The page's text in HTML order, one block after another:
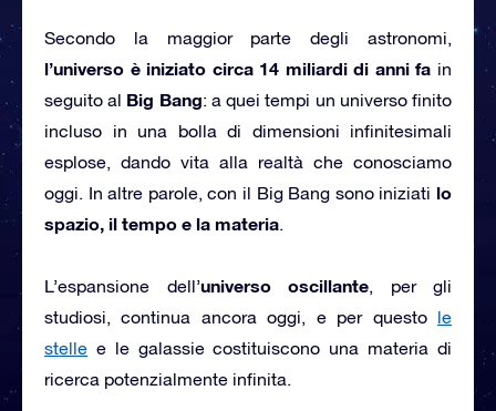
Secondo la maggior parte degli astronomi,
l’universo è iniziato circa 14 miliardi di anni fa in
seguito al Big Bang: a quei tempi un universo finito
incluso in una bolla di dimensioni infinitesimali
esplose, dando vita alla realtà che conosciamo
oggi. In altre parole, con il Big Bang sono iniziati lo
spazio, il tempo e la materia.
L’espansione dell’universo oscillante, per gli
studiosi, continua ancora oggi, e per questo le
stelle e le galassie costituiscono una materia di
ricerca potenzialmente infinita.